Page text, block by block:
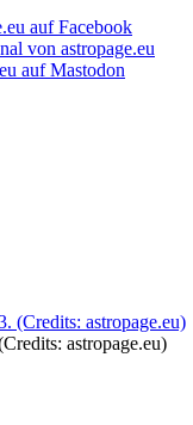
astropage.eu)